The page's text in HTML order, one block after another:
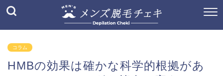
コラム
HMBの効果は確かな科学的根拠があ